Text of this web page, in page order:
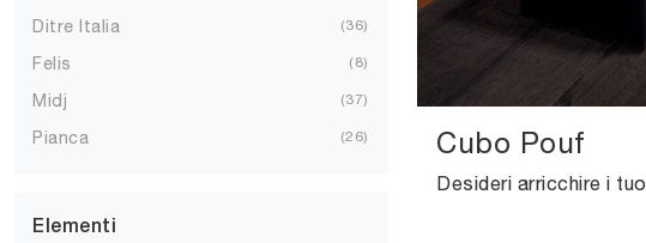
Ditre Italia 36
Felis 8
Midj 37
Pianca 26
Elementi
Cubo Pouf